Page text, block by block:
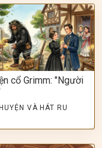
cổ Grimm: "Người
VÀ HÁT RU